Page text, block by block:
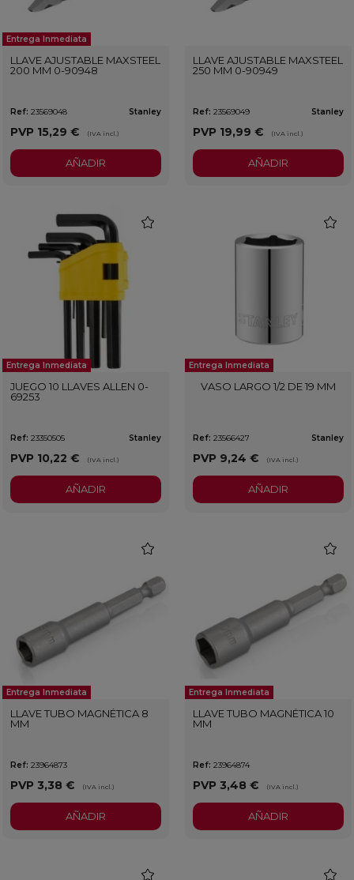
Entrega Inmediata
LLAVE AJUSTABLE MAXSTEEL
200 MM 0-90948
Ref: 23569048 Stanley
PVP 15,29 € (IVA incl.)
AÑADIR
LLAVE AJUSTABLE MAXSTEEL
250 MM 0-90949
Ref: 23569049 Stanley
PVP 19,99 € (IVA incl.)
AÑADIR
Entrega Inmediata
JUEGO 10 LLAVES ALLEN 0-
69253
Ref: 23350505 Stanley
PVP 10,22 € (IVA incl.)
AÑADIR
Entrega Inmediata
VASO LARGO 1/2 DE 19 MM
Ref: 23566427 Stanley
PVP 9,24 € (IVA incl.)
AÑADIR
Entrega Inmediata
LLAVE TUBO MAGNÉTICA 8
MM
Ref: 23964873
PVP 3,38 € (IVA incl.)
AÑADIR
Entrega Inmediata
LLAVE TUBO MAGNÉTICA 10
MM
Ref: 23964874
PVP 3,48 € (IVA incl.)
AÑADIR